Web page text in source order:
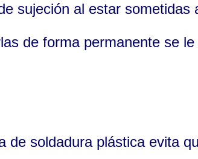
sujeción al estar
de forma permanente se
de soldadura plástica evita